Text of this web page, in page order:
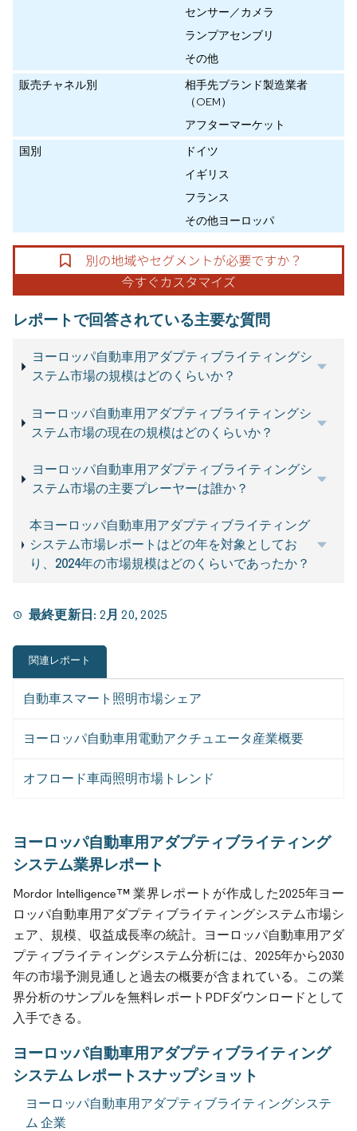
センサー／カメラ
ランプアセンブリ
その他
販売チャネル別
相手先ブランド製造業者
（OEM）
アフターマーケット
国別
ドイツ
イギリス
フランス
その他ヨーロッパ
レポートで回答されている主要な質問
ヨーロッパ自動車用アダプティブライティングシ
ステム市場の規模はどのくらいか？
ヨーロッパ自動車用アダプティブライティングシ
ステム市場の現在の規模はどのくらいか？
ヨーロッパ自動車用アダプティブライティングシ
ステム市場の主要プレーヤーは誰か？
本ヨーロッパ自動車用アダプティブライティング
システム市場レポートはどの年を対象としてお
り、2024年の市場規模はどのくらいであったか？
最終更新日: 2月 20, 2025
関連レポート
自動車スマート照明市場シェア
ヨーロッパ自動車用電動アクチュエータ産業概要
オフロード車両照明市場トレンド
ヨーロッパ自動車用アダプティブライティング
システム業界レポート
Mordor Intelligence™ 業界レポートが作成した2025年ヨー
ロッパ自動車用アダプティブライティングシステム市場シ
ェア、規模、収益成長率の統計。ヨーロッパ自動車用アダ
プティブライティングシステム分析には、2025年から2030
年の市場予測見通しと過去の概要が含まれている。この業
界分析のサンプルを無料レポートPDFダウンロードとして
入手できる。
ヨーロッパ自動車用アダプティブライティング
システム レポートスナップショット
ヨーロッパ自動車用アダプティブライティングシステ
ム 企業